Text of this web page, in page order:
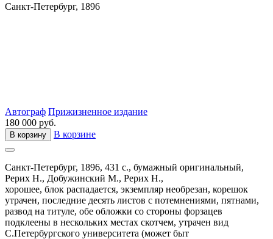
Санкт-Петербург, 1896
Автограф Прижизненное издание
180 000 руб.
В корзину В корзине
Санкт-Петербург, 1896, 431 с., бумажный оригинальный,
Рерих Н., Добужинский М., Рерих Н.,
хорошее, блок распадается, экземпляр необрезан, корешок
утрачен, последние десять листов с потемнениями, пятнами,
развод на титуле, обе обложки со стороны форзацев
подклеены в нескольких местах скотчем, утрачен вид
С.Петербургского университета (может быт